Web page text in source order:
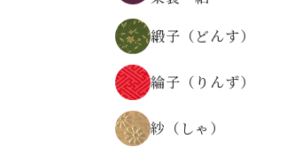
架空の文様
自然・風景文様
器物文様
物語・人物・文字文様
時代の文様
縞・格子・割付・幾何学文様
仏事金襴
正絹 錦裂（にしきぎれ）
正絹 パレス
正絹 京染裂
正絹 絽
緞子（どんす）
綸子（りんず）
紗（しゃ）